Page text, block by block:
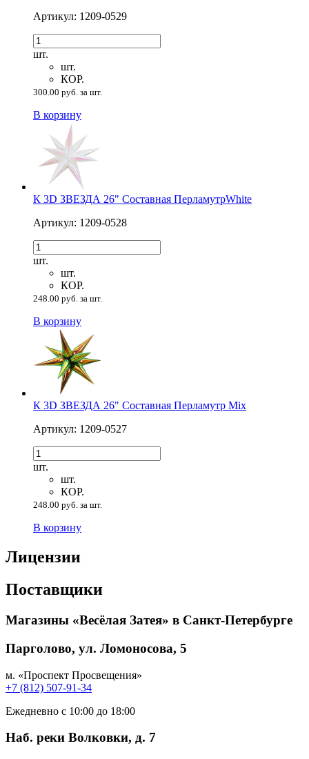
Артикул: 1209-0529
шт.
шт.
КОР.
300.00 руб. за шт.
В корзину
К 3D ЗВЕЗДА 26" Составная ПерламутрWhite
Артикул: 1209-0528
шт.
шт.
КОР.
248.00 руб. за шт.
В корзину
К 3D ЗВЕЗДА 26" Составная Перламутр Mix
Артикул: 1209-0527
шт.
шт.
КОР.
248.00 руб. за шт.
В корзину
Лицензии
Поставщики
Магазины «Весёлая Затея» в Санкт-Петербурге
Парголово, ул. Ломоносова, 5
м. «Проспект Просвещения»
+7 (812) 507-91-34
Ежедневно с 10:00 до 18:00
Наб. реки Волковки, д. 7